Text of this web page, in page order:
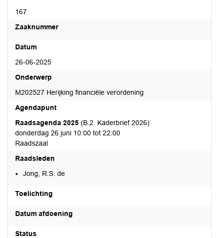
167
Zaaknummer
Datum
26-06-2025
Onderwerp
M202527 Herijking financiële verordening
Agendapunt
Raadsagenda 2025 (B.2. Kaderbrief 2026)
donderdag 26 juni 10:00 tot 22:00
Raadszaal
Raadsleden
Jong, R.S. de
Toelichting
Datum afdoening
Status